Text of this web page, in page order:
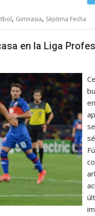
, Gimnasia, Séptima Fecha
en la Liga